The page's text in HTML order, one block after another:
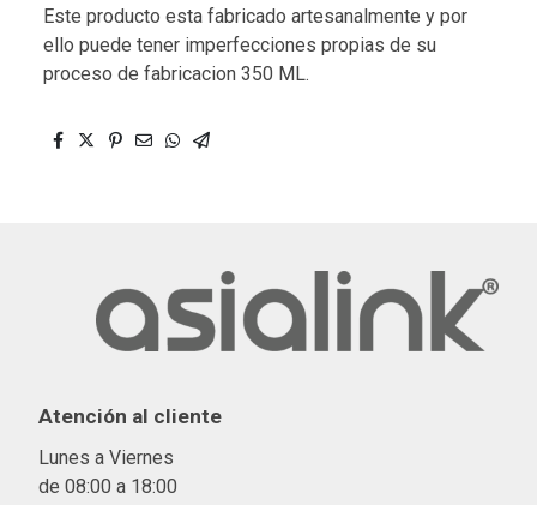
Este producto esta fabricado artesanalmente y por
ello puede tener imperfecciones propias de su
proceso de fabricacion 350 ML.
Atención al cliente
Lunes a Viernes
de 08:00 a 18:00